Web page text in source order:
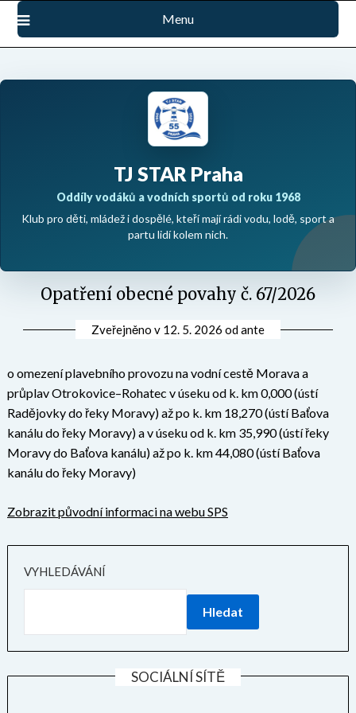
Přejdi
obsah
Menu
TJ STAR Praha
Oddíly vodáků a vodních sportů od roku 1968
Klub pro děti, mládež i dospělé, kteří mají rádi vodu, lodě, sport a
partu lidí kolem nich.
Opatření obecné povahy č. 67/2026
Zveřejněno v 12. 5. 2026 odante
o omezení plavebního provozu na vodní cestě Morava a
průplav Otrokovice–Rohatec v úseku od k. km 0,000 (ústí
Radějovky do řeky Moravy) až po k. km 18,270 (ústí Baťova
kanálu do řeky Moravy) a v úseku od k. km 35,990 (ústí řeky
Moravy do Baťova kanálu) až po k. km 44,080 (ústí Baťova
kanálu do řeky Moravy)
Zobrazit původní informaci na webu SPS
VYHLEDÁVÁNÍ
Hledat
SOCIÁLNÍ SÍTĚ